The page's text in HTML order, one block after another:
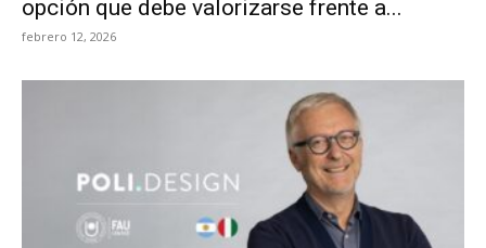
opción que debe valorizarse frente a...
febrero 12, 2026